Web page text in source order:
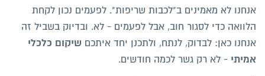
אנחנו לא מאמינים ב"לכבות שריפות". לפעמים נכון לקחת
הלוואה כדי לסגור חוב, אבל לפעמים - לא. ובדיוק בשביל זה
אנחנו כאן: לבדוק, לנתח, ולתכנן יחד איתכם שיקום כלכלי
אמיתי - לא רק גשר לכמה חודשים.